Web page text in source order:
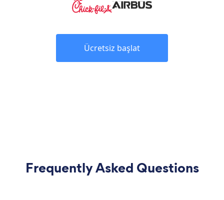
Ücretsiz başlat
Frequently Asked Questions